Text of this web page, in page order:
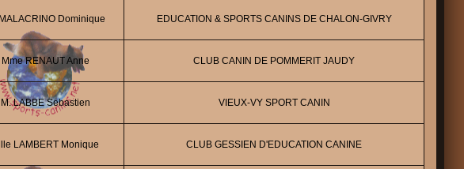
Dominique EDUCATION & SPORTS CANINS DE CHALON-GIVRY
Mme RENAUT Anne CLUB CANIN DE POMMERIT JAUDY
M. LABBE Sebastien VIEUX-VY SPORT CANIN
LAMBERT Monique CLUB GESSIEN D'EDUCATION CANINE